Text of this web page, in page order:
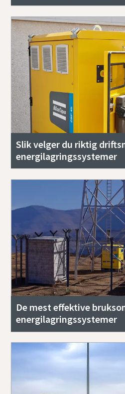
Slik velger du riktig
energilagringssystemer
De mest effektive
energilagringssystemer